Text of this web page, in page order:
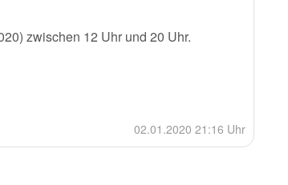
zwischen 12 Uhr und 20 Uhr.
02.01.2020 21:16 Uhr